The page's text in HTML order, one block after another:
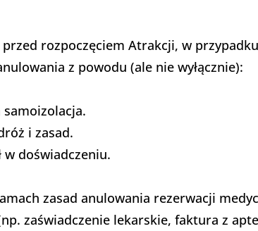
rozpoczęciem Atrakcji, w
z powodu (ale nie wyłącznie):
i zasad.
doświadczeniu.
zasad anulowania rezerwacji
zaświadczenie lekarskie, faktura z